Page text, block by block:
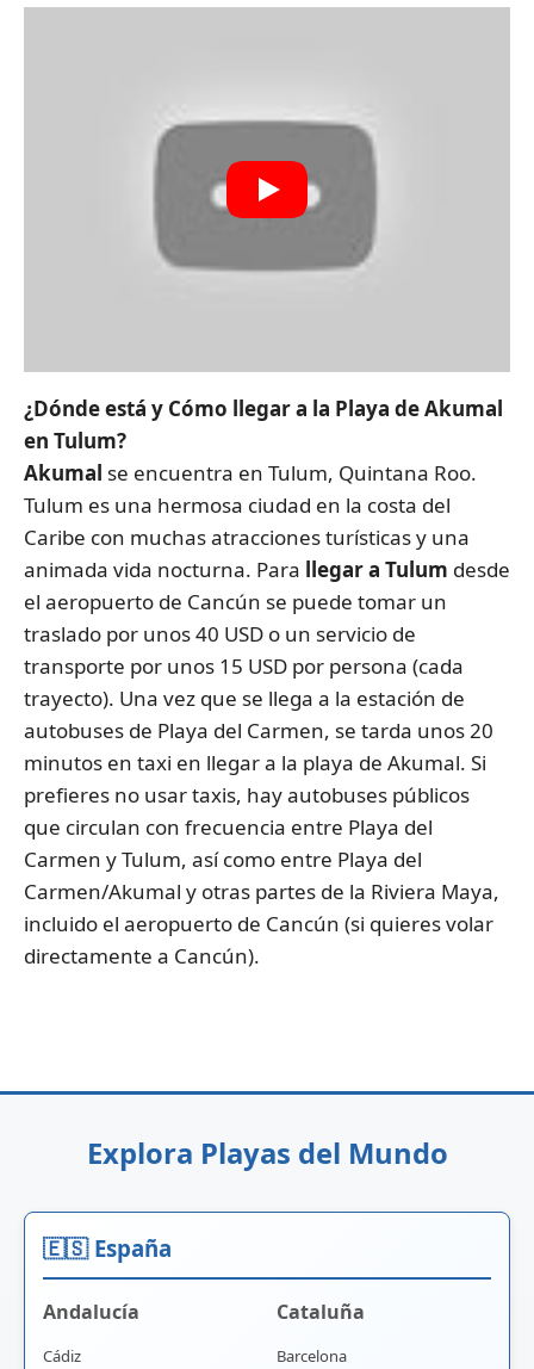
¿Dónde está y Cómo llegar a la Playa de Akumal
en Tulum?
Akumal se encuentra en Tulum, Quintana Roo.
Tulum es una hermosa ciudad en la costa del
Caribe con muchas atracciones turísticas y una
animada vida nocturna. Para llegar a Tulum desde
el aeropuerto de Cancún se puede tomar un
traslado por unos 40 USD o un servicio de
transporte por unos 15 USD por persona (cada
trayecto). Una vez que se llega a la estación de
autobuses de Playa del Carmen, se tarda unos 20
minutos en taxi en llegar a la playa de Akumal. Si
prefieres no usar taxis, hay autobuses públicos
que circulan con frecuencia entre Playa del
Carmen y Tulum, así como entre Playa del
Carmen/Akumal y otras partes de la Riviera Maya,
incluido el aeropuerto de Cancún (si quieres volar
directamente a Cancún).
Explora Playas del Mundo
🇪🇸 España
Andalucía
Cádiz
Cataluña
Barcelona